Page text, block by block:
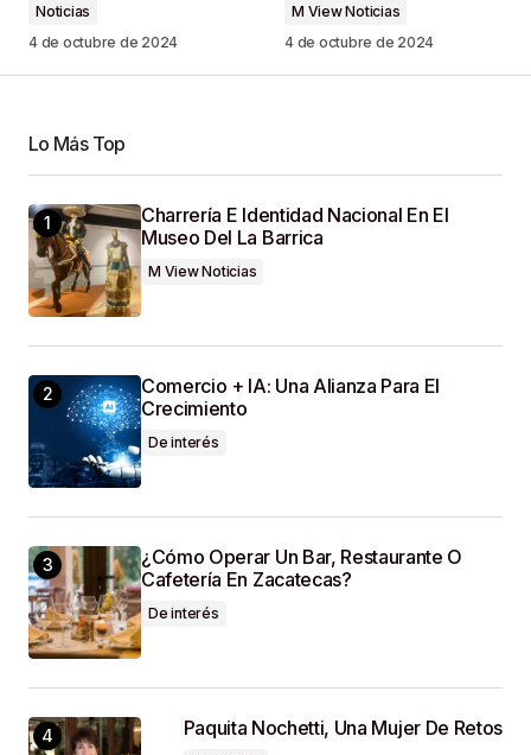
Comment
Your E-Mail*
Guardar Mi Nombre, Correo Electrónico Y Sitio
SUBMIT COMMENT
Noticias
4 de octubre de 2024
M View Noticias
4 de octubre de 2024
Lo Más Top
Charrería E Identidad Nacional En El
Museo Del La Barrica
M View Noticias
Comercio + IA: Una Alianza Para El
Crecimiento
De interés
¿Cómo Operar Un Bar, Restaurante O
Cafetería En Zacatecas?
De interés
Paquita Nochetti, Una Mujer De Retos